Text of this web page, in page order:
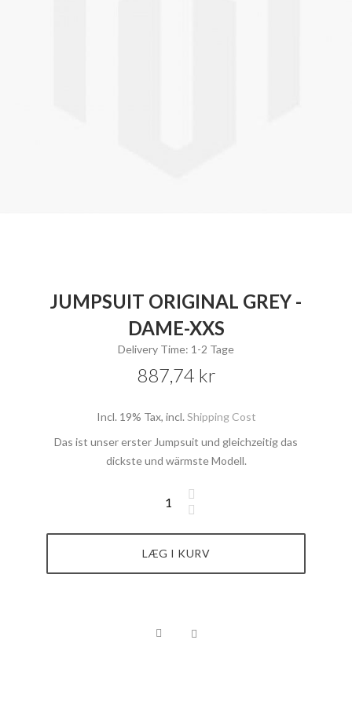
JUMPSUIT ORIGINAL GREY -
DAME-XXS
Delivery Time: 1-2 Tage
887,74 kr
Incl. 19% Tax, incl. Shipping Cost
Das ist unser erster Jumpsuit und gleichzeitig das
dickste und wärmste Modell.
LÆG I KURV